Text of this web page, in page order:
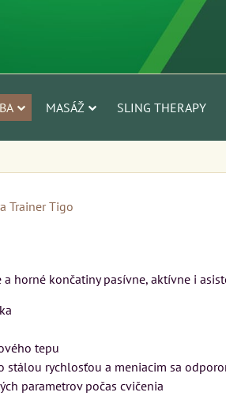
MASÁŽ SLING THERAPY
Trainer Tigo
horné končatiny pasívne, aktívne i
tepu
stálou rychlosťou a meniacim sa
parametrov počas cvičenia